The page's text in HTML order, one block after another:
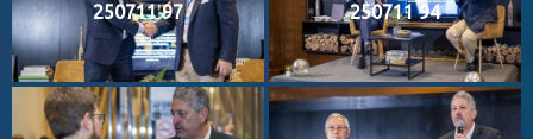
250711 97 250711 94